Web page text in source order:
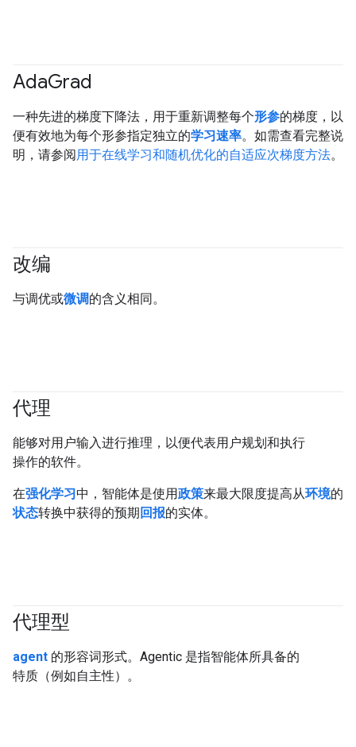
AdaGrad
一种先进的梯度下降法，用于重新调整每个形参的梯度，以
便有效地为每个形参指定独立的学习速率。如需查看完整说
明，请参阅用于在线学习和随机优化的自适应次梯度方法。
改编
与调优或微调的含义相同。
代理
能够对用户输入进行推理，以便代表用户规划和执行
操作的软件。
在强化学习中，智能体是使用政策来最大限度提高从环境的
状态转换中获得的预期 回报的实体。
代理型
agent 的形容词形式。Agentic 是指智能体所具备的
特质（例如自主性）。